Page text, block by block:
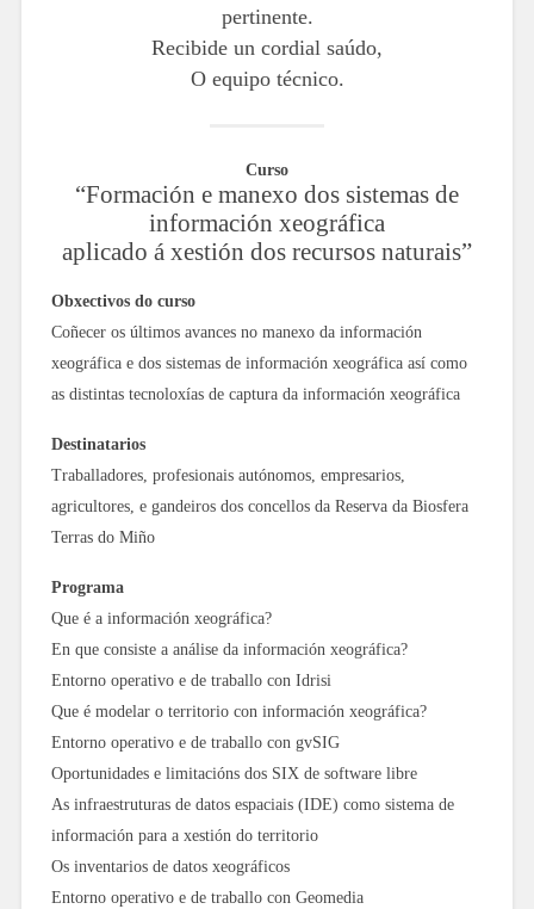
pertinente.
Recibide un cordial saúdo,
O equipo técnico.
Curso
“Formación e manexo dos sistemas de
información xeográfica
aplicado á xestión dos recursos naturais”
Obxectivos do curso
Coñecer os últimos avances no manexo da información
xeográfica e dos sistemas de información xeográfica así como
as distintas tecnoloxías de captura da información xeográfica
Destinatarios
Traballadores, profesionais autónomos, empresarios,
agricultores, e gandeiros dos concellos da Reserva da Biosfera
Terras do Miño
Programa
Que é a información xeográfica?
En que consiste a análise da información xeográfica?
Entorno operativo e de traballo con Idrisi
Que é modelar o territorio con información xeográfica?
Entorno operativo e de traballo con gvSIG
Oportunidades e limitacións dos SIX de software libre
As infraestruturas de datos espaciais (IDE) como sistema de
información para a xestión do territorio
Os inventarios de datos xeográficos
Entorno operativo e de traballo con Geomedia